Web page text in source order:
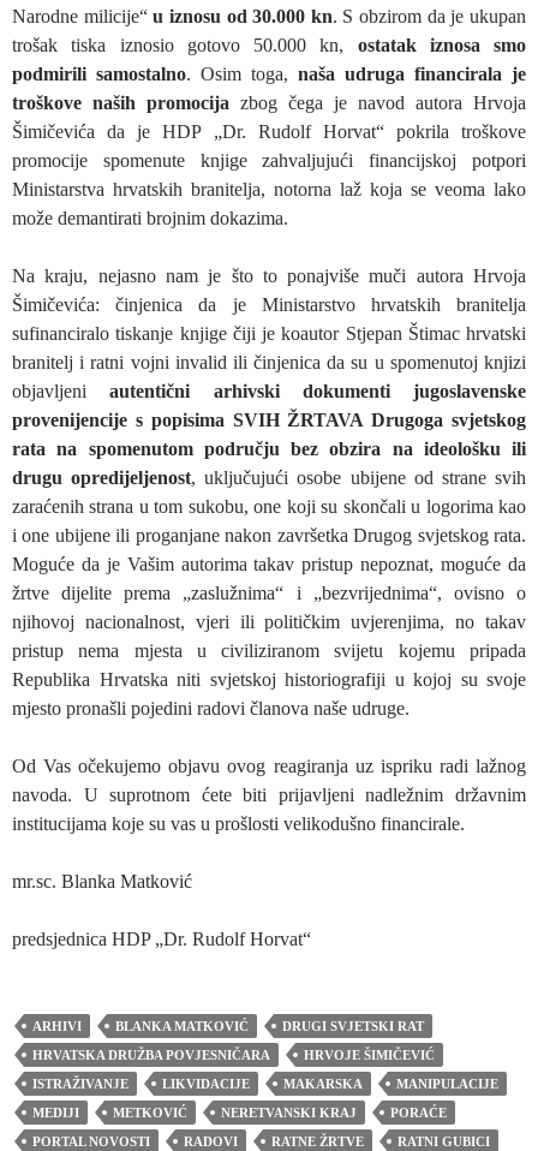
Narodne milicije“u iznosu od 30.000 kn. S obzirom da je ukupan
trošak tiska iznosio gotovo 50.000 kn, ostatak iznosa smo
podmirili samostalno. Osim toga, naša udruga financirala je
troškove naših promocija zbog čega je navod autora Hrvoja
Šimičevića da je HDP „Dr. Rudolf Horvat“ pokrila troškove
promocije spomenute knjige zahvaljujući financijskoj potpori
Ministarstva hrvatskih branitelja, notorna laž koja se veoma lako
može demantirati brojnim dokazima.
Na kraju, nejasno nam je što to ponajviše muči autora Hrvoja
Šimičevića: činjenica da je Ministarstvo hrvatskih branitelja
sufinanciralo tiskanje knjige čiji je koautor Stjepan Štimac hrvatski
branitelj i ratni vojni invalid ili činjenica da su u spomenutoj knjizi
objavljeniautentični arhivski dokumenti jugoslavenske
provenijencije s popisima SVIH ŽRTAVA Drugoga svjetskog
rata na spomenutom području bez obzira na ideološku ili
drugu opredijeljenost, uključujući osobe ubijene od strane svih
zaraćenih strana u tom sukobu, one koji su skončali u logorima kao
i one ubijene ili proganjane nakon završetka Drugog svjetskog rata.
Moguće da je Vašim autorima takav pristup nepoznat, moguće da
žrtve dijelite prema „zaslužnima“ i „bezvrijednima“, ovisno o
njihovoj nacionalnost, vjeri ili političkim uvjerenjima, no takav
pristup nema mjesta u civiliziranom svijetu kojemu pripada
Republika Hrvatska niti svjetskoj historiografiji u kojoj su svoje
mjesto pronašli pojedini radovi članova naše udruge.
Od Vas očekujemo objavu ovog reagiranja uz ispriku radi lažnog
navoda. U suprotnom ćete biti prijavljeni nadležnim državnim
institucijama koje su vas u prošlosti velikodušno financirale.
mr.sc. Blanka Matković
predsjednica HDP „Dr. Rudolf Horvat“
ARHIVI BLANKA MATKOVIĆ
DRUGI SVJETSKI RAT
HRVATSKA DRUŽBA POVJESNIČARA
HRVOJE ŠIMIČEVIĆ
ISTRAŽIVANJE
LIKVIDACIJE MAKARSKA
MANIPULACIJE
MEDIJI
METKOVIĆ NERETVANSKI KRAJ
PORAĆE
PORTAL NOVOSTI
RADOVI RATNE ŽRTVE
RATNI GUBICI